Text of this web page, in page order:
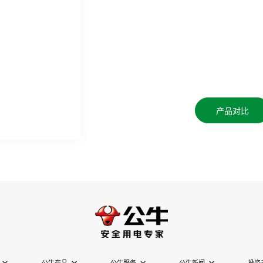
产品对比